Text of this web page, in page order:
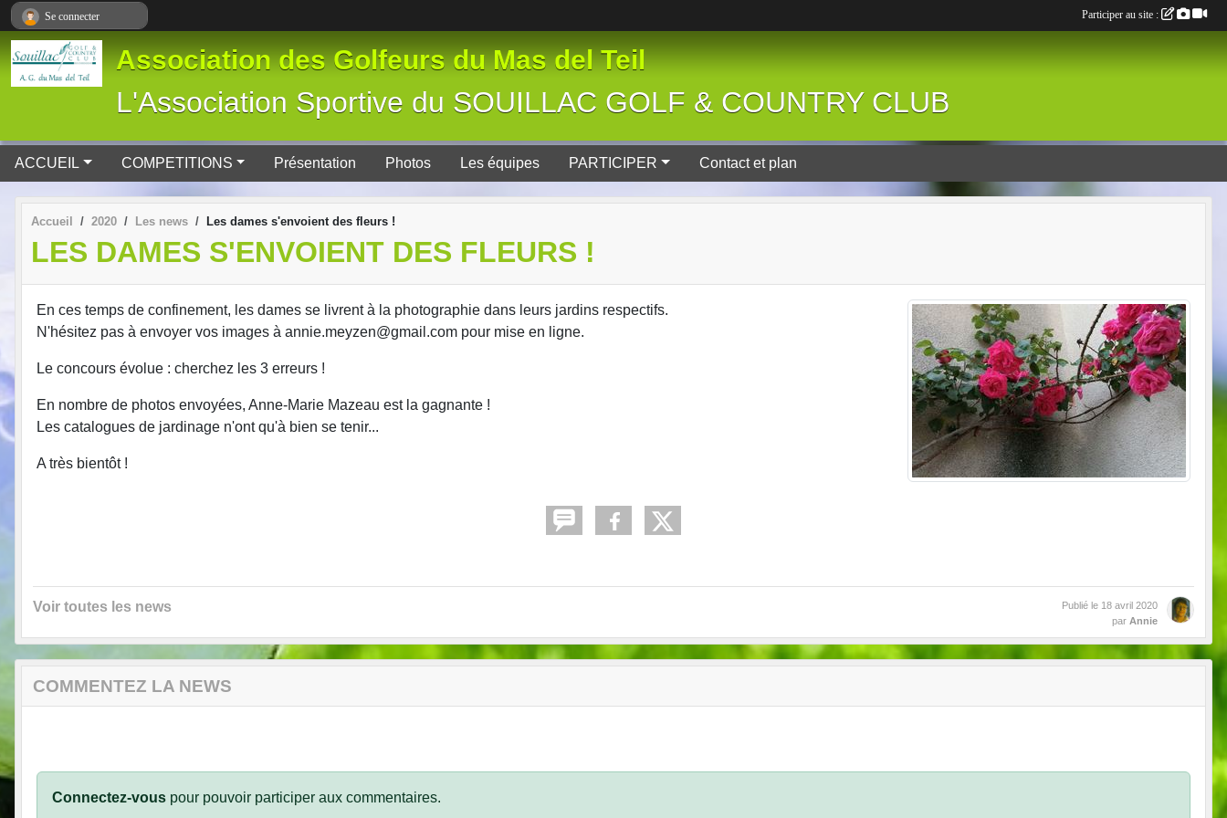
Association des Golfeurs du Mas del Teil
L'Association Sportive du SOUILLAC GOLF & COUNTRY CLUB
ACCUEIL COMPETITIONS Présentation Photos Les équipes PARTICIPER Contact et plan
Accueil 2020 Les news Les dames s'envoient des fleurs !
LES DAMES S'ENVOIENT DES FLEURS !
En ces temps de confinement, les dames se livrent à la photographie dans leurs jardins respectifs.
N'hésitez pas à envoyer vos images à annie.meyzen@gmail.com pour mise en ligne.
Le concours évolue : cherchez les 3 erreurs !
En nombre de photos envoyées, Anne-Marie Mazeau est la gagnante !
Les catalogues de jardinage n'ont qu'à bien se tenir...
A très bientôt !
Voir toutes les news Publié le 18 avril 2020
par Annie
COMMENTEZ LA NEWS
Connectez-vous pour pouvoir participer aux commentaires.
Se connecter Participer au site :
Panneau de gestion des cookies